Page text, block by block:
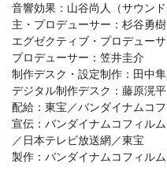
音響効果：山谷尚人（サウンド
主・プロデューサー：杉谷勇樹
エグゼクティブ・プロデュー
プロデューサー：笠井圭介
制作デスク・設定制作：田中隼
デジタル制作デスク：藤原滉平
配給：東宝／バンダイナムコ
宣伝：バンダイナムコフィル
／日本テレビ放送網／東宝
製作：バンダイナムコフィル